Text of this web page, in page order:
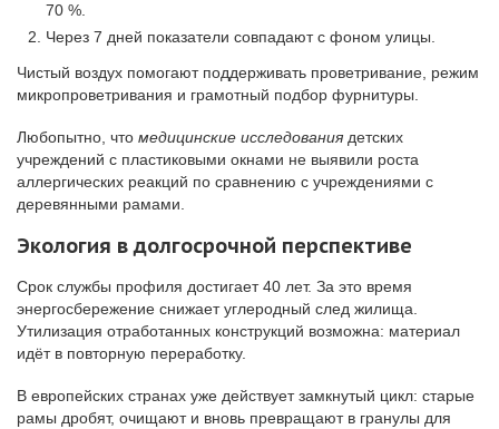
70 %.
Через 7 дней показатели совпадают с фоном улицы.
Чистый воздух помогают поддерживать проветривание, режим
микропроветривания и грамотный подбор фурнитуры.
Любопытно, что медицинские исследования детских
учреждений с пластиковыми окнами не выявили роста
аллергических реакций по сравнению с учреждениями с
деревянными рамами.
Экология в долгосрочной перспективе
Срок службы профиля достигает 40 лет. За это время
энергосбережение снижает углеродный след жилища.
Утилизация отработанных конструкций возможна: материал
идёт в повторную переработку.
В европейских странах уже действует замкнутый цикл: старые
рамы дробят, очищают и вновь превращают в гранулы для